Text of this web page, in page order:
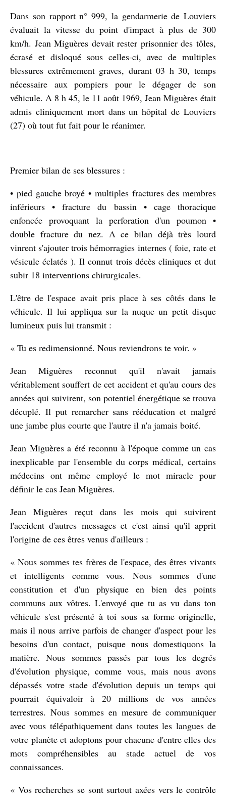
Dans son rapport n° 999, la gendarmerie de Louviers
évaluait la vitesse du point d'impact à plus de 300
km/h. Jean Miguères devait rester prisonnier des tôles,
écrasé et disloqué sous celles-ci, avec de multiples
blessures extrêmement graves, durant 03 h 30, temps
nécessaire aux pompiers pour le dégager de son
véhicule. A 8 h 45, le 11 août 1969, Jean Miguères était
admis cliniquement mort dans un hôpital de Louviers
(27) où tout fut fait pour le réanimer.
Premier bilan de ses blessures :
• pied gauche broyé • multiples fractures des membres
inférieurs • fracture du bassin • cage thoracique
enfoncée provoquant la perforation d'un poumon •
double fracture du nez. A ce bilan déjà très lourd
vinrent s'ajouter trois hémorragies internes ( foie, rate et
vésicule éclatés ). Il connut trois décès cliniques et dut
subir 18 interventions chirurgicales.
L'être de l'espace avait pris place à ses côtés dans le
véhicule. Il lui appliqua sur la nuque un petit disque
lumineux puis lui transmit :
« Tu es redimensionné. Nous reviendrons te voir. »
Jean Miguères reconnut qu'il n'avait jamais
véritablement souffert de cet accident et qu'au cours des
années qui suivirent, son potentiel énergétique se trouva
décuplé. Il put remarcher sans rééducation et malgré
une jambe plus courte que l'autre il n'a jamais boité.
Jean Miguères a été reconnu à l'époque comme un cas
inexplicable par l'ensemble du corps médical, certains
médecins ont même employé le mot miracle pour
définir le cas Jean Miguères.
Jean Miguères reçut dans les mois qui suivirent
l'accident d'autres messages et c'est ainsi qu'il apprit
l'origine de ces êtres venus d'ailleurs :
« Nous sommes tes frères de l'espace, des êtres vivants
et intelligents comme vous. Nous sommes d'une
constitution et d'un physique en bien des points
communs aux vôtres. L'envoyé que tu as vu dans ton
véhicule s'est présenté à toi sous sa forme originelle,
mais il nous arrive parfois de changer d'aspect pour les
besoins d'un contact, puisque nous domestiquons la
matière. Nous sommes passés par tous les degrés
d'évolution physique, comme vous, mais nous avons
dépassés votre stade d'évolution depuis un temps qui
pourrait équivaloir à 20 millions de vos années
terrestres. Nous sommes en mesure de communiquer
avec vous télépathiquement dans toutes les langues de
votre planète et adoptons pour chacune d'entre elles des
mots compréhensibles au stade actuel de vos
connaissances.
« Vos recherches se sont surtout axées vers le contrôle